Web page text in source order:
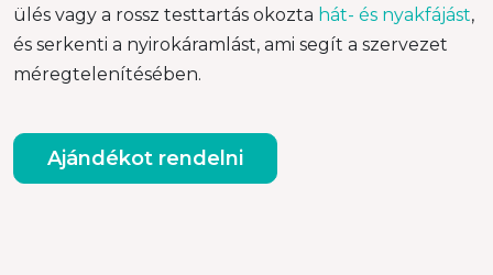
ülés vagy a rossz testtartás okozta hát- és nyakfájást,
és serkenti a nyirokáramlást, ami segít a szervezet
méregtelenítésében.
Ajándékot rendelni